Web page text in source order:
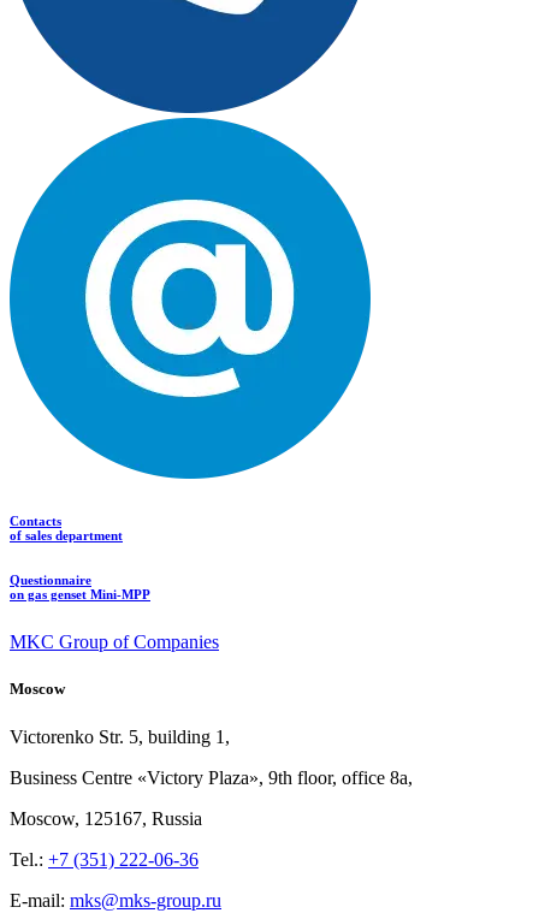
Contacts
of sales department
Questionnaire
on gas genset Mini-MPP
MKC Group of Companies
Moscow
Victorenko Str. 5, building 1,
Business Centre «Victory Plaza», 9th floor, office 8a,
Moscow, 125167, Russia
Tel.: +7 (351) 222-06-36
E-mail: mks@mks-group.ru